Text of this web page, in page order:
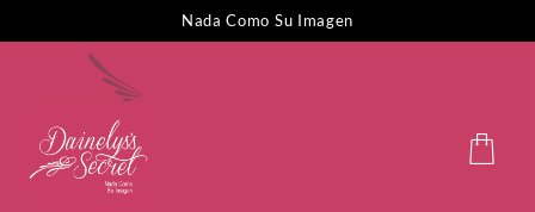
Nada Como Su Imagen